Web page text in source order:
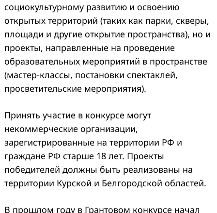
социокультурному развитию и освоению
открытых территорий (таких как парки, скверы,
площади и другие открытие пространства), но и
проекты, направленные на проведение
образовательных мероприятий в пространстве
(мастер-классы, постановки спектаклей,
просветительские мероприятия).
Принять участие в конкурсе могут
некоммерческие организации,
зарегистрированные на территории РФ и
граждане РФ старше 18 лет. Проекты
победителей должны быть реализованы на
территории Курской и Белгородской областей.
В прошлом году в Грантовом конкурсе начал